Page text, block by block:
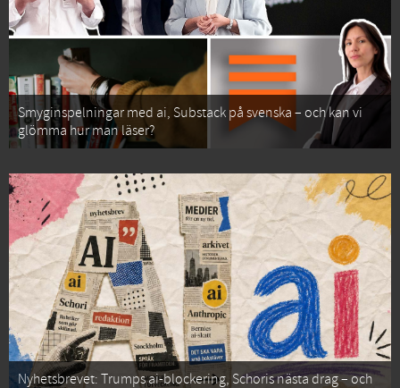
Smyginspelningar med ai, Substack på svenska – och kan vi
glömma hur man läser?
Nyhetsbrevet: Trumps ai-blockering, Schoris nästa drag – och